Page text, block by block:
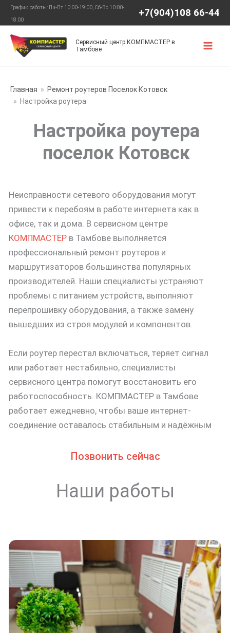
Перейти
содержимому
График работы: Пн-Пт 10:00-19:00, Сб-Вс 10:00-
18:00
+7(904)108 66-44
Сервисный центр КОМПМАСТЕР в
Тамбове
Главная
Ремонт роутеров Поселок Котовск
Настройка роутера
Настройка роутера
поселок Котовск
Неисправности сетевого оборудования могут
привести к перебоям в работе интернета как в
офисе, так и дома. В сервисном центре
КОМПМАСТЕР в Тамбове выполняется
профессиональный ремонт роутеров и
маршрутизаторов большинства популярных
производителей. Наши специалисты устраняют
проблемы с питанием устройств, выполняют
перепрошивку оборудования, а также замену
вышедших из строя модулей и компонентов.
Если роутер перестал включаться, теряет сигнал
или работает нестабильно, специалисты
сервисного центра помогут восстановить его
работоспособность. КОМПМАСТЕР в Тамбове
работает ежедневно, чтобы ваше интернет-
соединение оставалось стабильным и надёжным
Позвонить сейчас
Наши работы